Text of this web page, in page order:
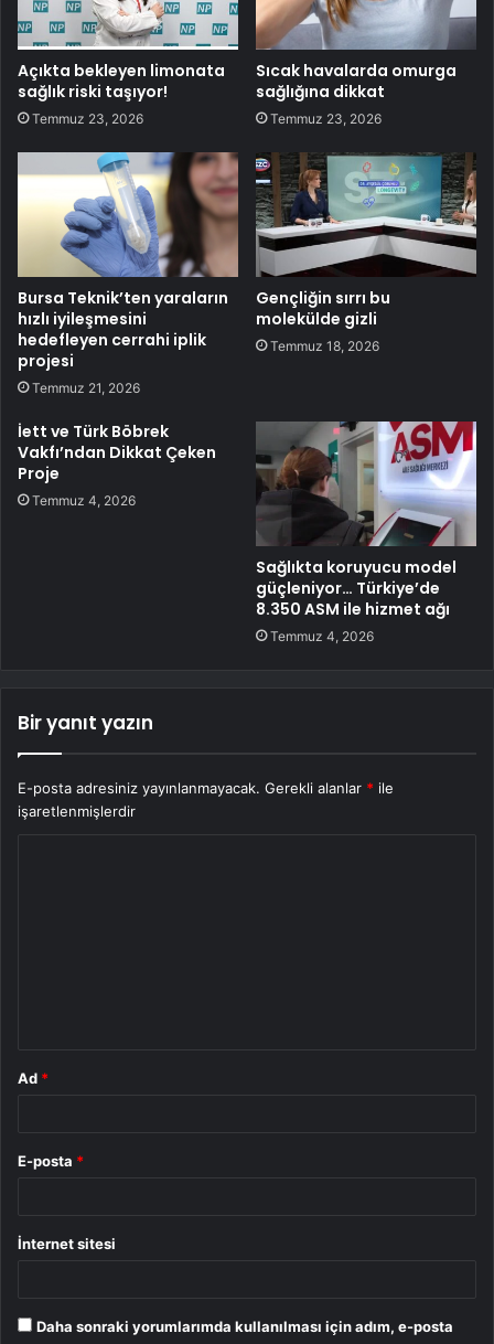
Açıkta bekleyen limonata
sağlık riski taşıyor!
Temmuz 23, 2026
Sıcak havalarda omurga
sağlığına dikkat
Temmuz 23, 2026
Bursa Teknik’ten yaraların
hızlı iyileşmesini
hedefleyen cerrahi iplik
projesi
Temmuz 21, 2026
Gençliğin sırrı bu
molekülde gizli
Temmuz 18, 2026
İett ve Türk Böbrek
Vakfı’ndan Dikkat Çeken
Proje
Temmuz 4, 2026
Sağlıkta koruyucu model
güçleniyor… Türkiye’de
8.350 ASM ile hizmet ağı
Temmuz 4, 2026
Bir yanıt yazın
E-posta adresiniz yayınlanmayacak. Gerekli alanlar * ile
işaretlenmişlerdir
Ad *
E-posta *
İnternet sitesi
Daha sonraki yorumlarımda kullanılması için adım, e-posta